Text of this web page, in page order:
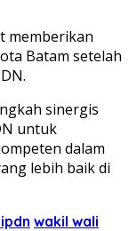
memberikan
Batam setelah
sinergis
untuk
dalam
lebih baik di
wakil wali